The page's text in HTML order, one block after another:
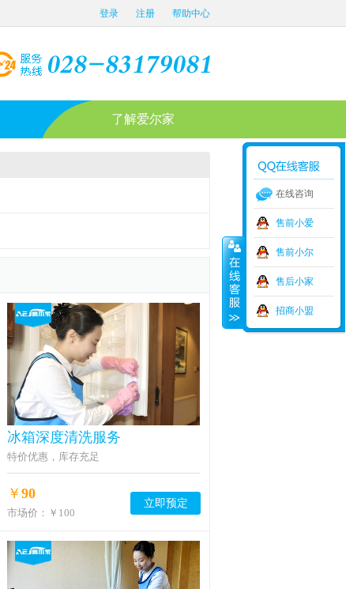
登录 注册 帮助中心
了解爱尔家
冰箱深度清洗服务
特价优惠，库存充足
￥ 90
市场价： ￥100
立即预定
在线咨询
售前小爱
售前小尔
售后小家
招商小盟